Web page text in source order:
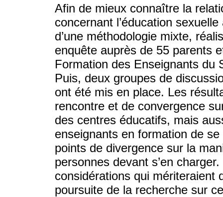
Afin de mieux connaître la
concernant l’éducation
d’une méthodologie mixte,
enquête auprès de 55 parents
Formation des Enseignants du
Puis, deux groupes de
ont été mis en place. Les
rencontre et de convergence
des centres éducatifs, mais
enseignants en formation de
points de divergence sur la
personnes devant s’en
considérations qui mériteraient
poursuite de la recherche sur